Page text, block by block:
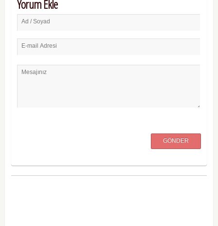
Yorum Ekle
Ad / Soyad
E-mail Adresi
Mesajınız
GÖNDER